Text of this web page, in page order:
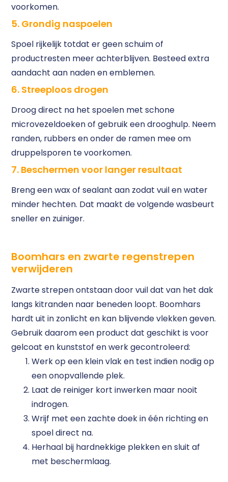
voorkomen.
5. Grondig naspoelen
Spoel rijkelijk totdat er geen schuim of
productresten meer achterblijven. Besteed extra
aandacht aan naden en emblemen.
6. Streeploos drogen
Droog direct na het spoelen met schone
microvezeldoeken of gebruik een drooghulp. Neem
randen, rubbers en onder de ramen mee om
druppelsporen te voorkomen.
7. Beschermen voor langer resultaat
Breng een wax of sealant aan zodat vuil en water
minder hechten. Dat maakt de volgende wasbeurt
sneller en zuiniger.
Boomhars en zwarte regenstrepen
verwijderen
Zwarte strepen ontstaan door vuil dat van het dak
langs kitranden naar beneden loopt. Boomhars
hardt uit in zonlicht en kan blijvende vlekken geven.
Gebruik daarom een product dat geschikt is voor
gelcoat en kunststof en werk gecontroleerd:
Werk op een klein vlak en test indien nodig op
een onopvallende plek.
Laat de reiniger kort inwerken maar nooit
indrogen.
Wrijf met een zachte doek in één richting en
spoel direct na.
Herhaal bij hardnekkige plekken en sluit af
met beschermlaag.